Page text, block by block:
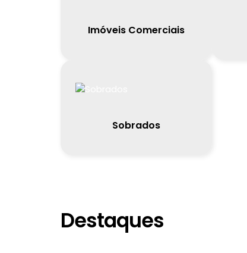
Imóveis Comerciais
Sobrados
Destaques